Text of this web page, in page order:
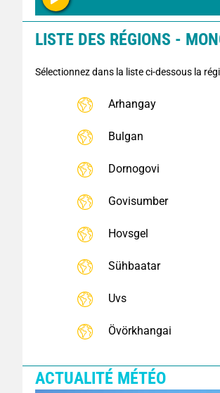
LISTE DES RÉGIONS -
Sélectionnez dans la liste ci-dessous la
Arhangay
Bulgan
Dornogovi
Govisumber
Hovsgel
Sühbaatar
Uvs
Övörkhangai
ACTUALITÉ MÉTÉO